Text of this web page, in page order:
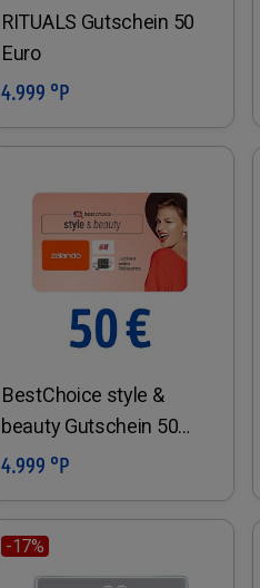
RITUALS Gutschein 50
Euro
In den Warenkorb
4.999 °P
BestChoice style &
beauty Gutschein 50
Euro
In den Warenkorb
4.999 °P
-17%